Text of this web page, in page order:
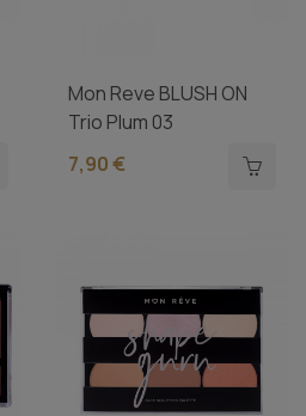
Mon Reve BLUSH ON
Trio Plum 03
7,90 €